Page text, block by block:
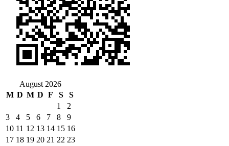
August 2026
M D M D F S
S
1
2
3
4 5 6 7 8
9
10 11 12 13 14 15 16
17 18 19 20 21 22 23